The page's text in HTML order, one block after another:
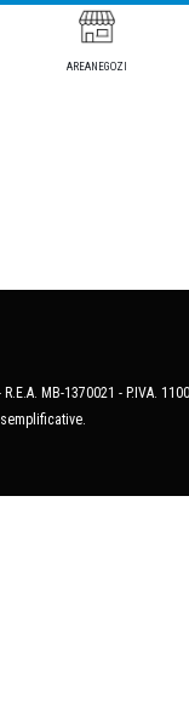
AREANEGOZI
MB-1370021 - P.IVA.